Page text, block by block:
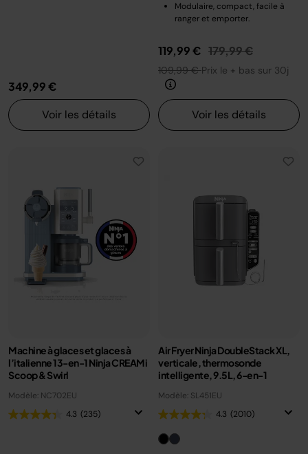
349,99 €
Voir les détails
Modulaire, compact, facile à
ranger et emporter.
119,99 € Prix réduit de
179,99 €au
109,99 €Prix le + bas sur 30j
Voir les détails
Machine à glaces et glaces à
l’italienne 13-en-1 Ninja CREAMi
Scoop & Swirl
Modèle: NC702EU
4.3 (235)
Air Fryer Ninja DoubleStack XL,
verticale, thermosonde
intelligente, 9.5L, 6-en-1
Modèle: SL451EU
4.3 (2010)